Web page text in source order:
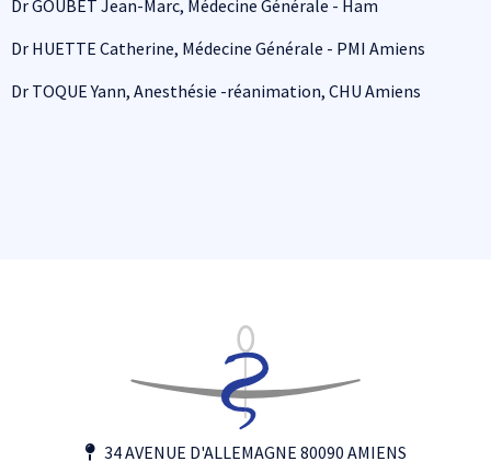
Dr GOUBET Jean-Marc, Médecine Générale - Ham
Dr HUETTE Catherine, Médecine Générale - PMI Amiens
Dr TOQUE Yann, Anesthésie -réanimation, CHU Amiens
34 AVENUE D'ALLEMAGNE 80090 AMIENS